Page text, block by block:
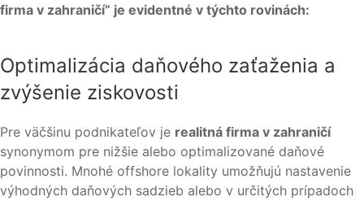
firma v zahraničí” je evidentné v týchto rovinách:
Optimalizácia daňového zaťaženia a
zvýšenie ziskovosti
Pre väčšinu podnikateľov je realitná firma v zahraničí
synonymom pre nižšie alebo optimalizované daňové
povinnosti. Mnohé offshore lokality umožňujú nastavenie
výhodných daňových sadzieb alebo v určitých prípadoch